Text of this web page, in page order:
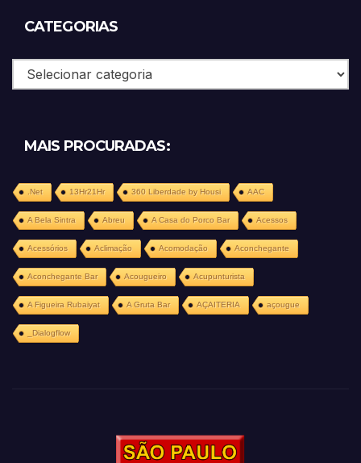
CATEGORIAS
Categorias
MAIS PROCURADAS:
.Net 13Hr21Hr 360 Liberdade by Housi AAC
A Bela Sintra Abreu A Casa do Porco Bar Acessos
Acessórios Aclimação Acomodação Aconchegante
Aconchegante Bar Acougueiro Acupunturista
A Figueira Rubaiyat A Gruta Bar AÇAITERIA açougue
_Dialogflow